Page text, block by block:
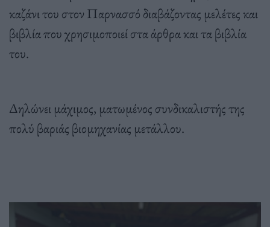
καζάνι του στον Παρνασσό διαβάζοντας μελέτες και
βιβλία που χρησιμοποιεί στα άρθρα και τα βιβλία
του.
Δηλώνει μάχιμος, ματωμένος συνδικαλιστής της
πολύ βαριάς βιομηχανίας μετάλλου.